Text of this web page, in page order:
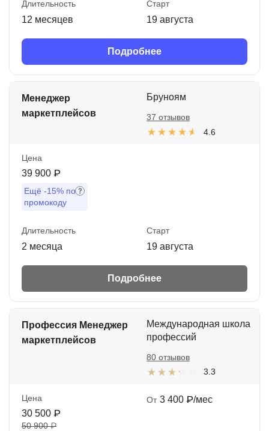
Длительность
12 месяцев
Старт
19 августа
Подробнее
Менеджер
маркетплейсов
Бруноям
4.6
37 отзывов
Цена
39 900 ₽
Ещё -15% по
промокоду
Длительность
2 месяца
Старт
19 августа
Подробнее
Профессия Менеджер
маркетплейсов
Международная школа
профессий
3.3
80 отзывов
Цена
30 500 ₽
50 900 ₽
От 3 400 ₽/мес